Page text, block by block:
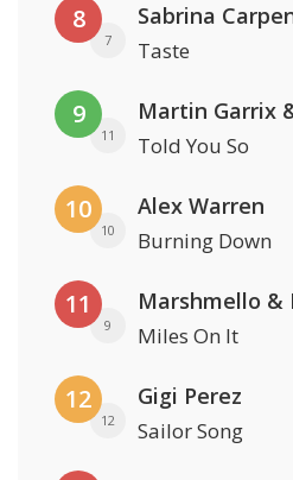
8
7
Sabrina
Taste
9
11
Martin Garrix
Told You So
10
10
Alex Warren
Burning Down
11
9
Marshmello &
Miles On It
12
12
Gigi Perez
Sailor Song